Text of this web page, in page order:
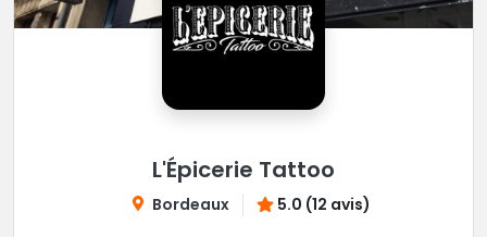
L'Épicerie Tattoo
Bordeaux 5.0 (12 avis)